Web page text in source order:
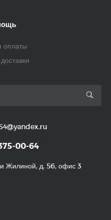
оплаты
00-64
Жилиной, д. 56, офис 3